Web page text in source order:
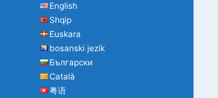
English
Shqip
Euskara
bosanski jezik
Български
Català
粤语